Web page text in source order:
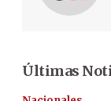
Últimas